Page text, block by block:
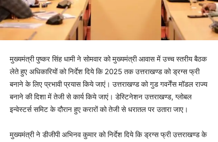
मुख्यमंत्री पुष्कर सिंह धामी ने सोमवार को मुख्यमंत्री आवास में उच्च स्तरीय बैठक
लेते हुए अधिकारियों को निर्देश दिये कि 2025 तक उत्तराखण्ड को ड्रग्स फ्री
बनाने के लिए प्रभावी प्रयास किये जाएं। उत्तराखण्ड को गुड गवर्नेंस मॉडल राज्य
बनाने की दिशा में तेजी से कार्य किये जाएं। डेस्टिनेशन उत्तराखण्ड, ग्लोबल
इन्वेस्टर्स समिट के दौरान हुए करारों को तेजी से धरातल पर उतारा जाए।
मुख्यमंत्री ने डीजीपी अभिनव कुमार को निर्देश दिये कि ड्रग्स फ्री उत्तराखण्ड के